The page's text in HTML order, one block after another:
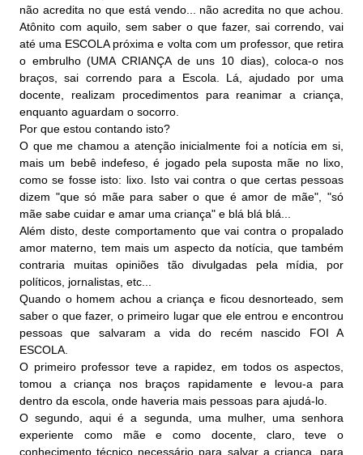
não acredita no que está vendo... não acredita no que achou.
Atônito com aquilo, sem saber o que fazer, sai correndo, vai
até uma ESCOLA próxima e volta com um professor, que retira
o embrulho (UMA CRIANÇA de uns 10 dias), coloca-o nos
braços, sai correndo para a Escola. Lá, ajudado por uma
docente, realizam procedimentos para reanimar a criança,
enquanto aguardam o socorro.
Por que estou contando isto?
O que me chamou a atenção inicialmente foi a notícia em si,
mais um bebê indefeso, é jogado pela suposta mãe no lixo,
como se fosse isto: lixo. Isto vai contra o que certas pessoas
dizem "que só mãe para saber o que é amor de mãe", "só
mãe sabe cuidar e amar uma criança" e blá blá blá...
Além disto, deste comportamento que vai contra o propalado
amor materno, tem mais um aspecto da notícia, que também
contraria muitas opiniões tão divulgadas pela mídia, por
políticos, jornalistas, etc...
Quando o homem achou a criança e ficou desnorteado, sem
saber o que fazer, o primeiro lugar que ele entrou e encontrou
pessoas que salvaram a vida do recém nascido FOI A
ESCOLA.
O primeiro professor teve a rapidez, em todos os aspectos,
tomou a criança nos braços rapidamente e levou-a para
dentro da escola, onde haveria mais pessoas para ajudá-lo.
O segundo, aqui é a segunda, uma mulher, uma senhora
experiente como mãe e como docente, claro, teve o
conhecimento técnico necessário para salvar a criança, para